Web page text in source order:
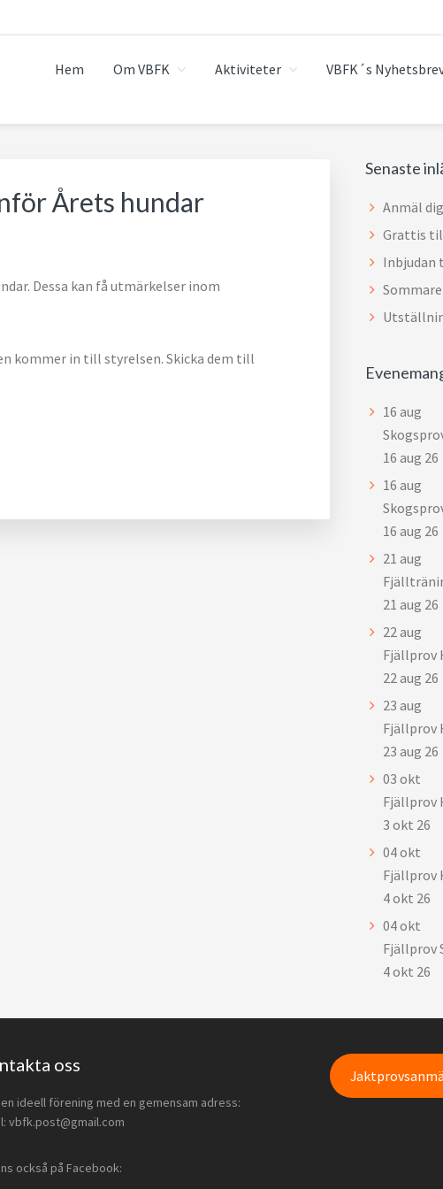
Hem Om VBFK Aktiviteter VBFK´s
Årets hundar
Dessa kan få utmärkelser inom
kommer in till styrelsen. Skicka dem till
Senaste
Anmäl
Grattis
16 aug
16 aug 26
16 aug
16 aug 26
21 aug
21 aug 26
22aug
Fjällprov
22 aug 26
23 aug
Fjällprov
23 aug 26
03 okt
Fjällprov
3 okt 26
04okt
Fjällprov
4 okt 26
04okt
Fjällprov
4 okt 26
oss
en ideell förening med en gemensam adress:
vbfk.post@gmail.com
också på Facebook: